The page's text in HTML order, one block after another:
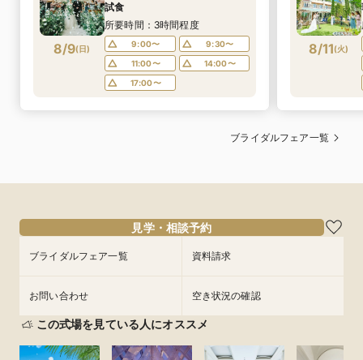
8/9(日)
試食
所要時間：3時間程度
9:00〜
9:30〜
11:00〜
14:00〜
17:00〜
8/11(火)
ブライダルフェア一覧
見学・相談予約
ブライダルフェア一覧 資料請求
お問い合わせ 空き状況の確認
この式場を見ている人にオススメ